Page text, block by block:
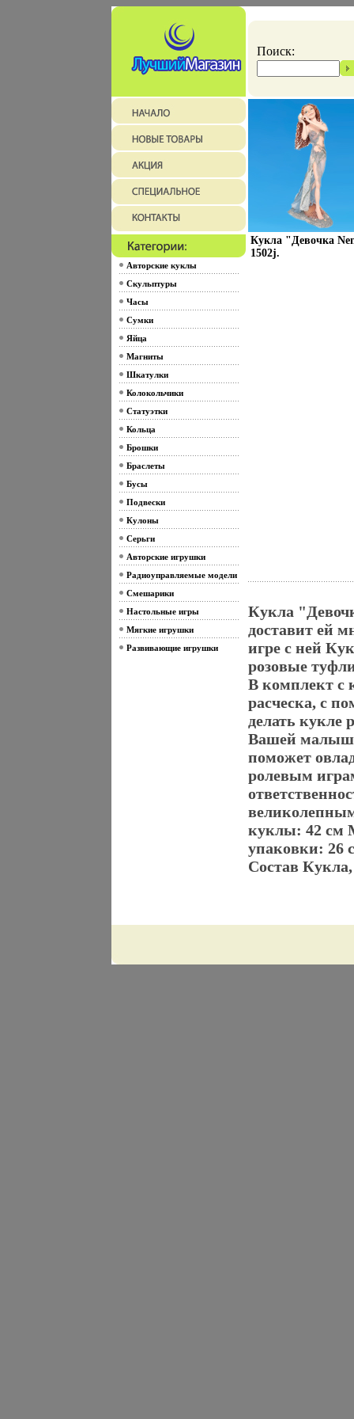
Поиск:
Авторские куклы
Скульптуры
Часы
Сумки
Яйца
Магниты
Шкатулки
Колокольчики
Статуэтки
Кольца
Брошки
Браслеты
Бусы
Подвески
Кулоны
Серьги
Авторские игрушки
Радиоуправляемые модели
Смешарики
Настольные игры
Мягкие игрушки
Развивающие игрушки
Кукла "Девочка
1502j.
Кукла
доставит ей
игре с ней
розовые
В комплект с
расческа, с
делать кукле
Вашей
поможет
ролевым
куклы: 42 см
упаковки: 26
Состав